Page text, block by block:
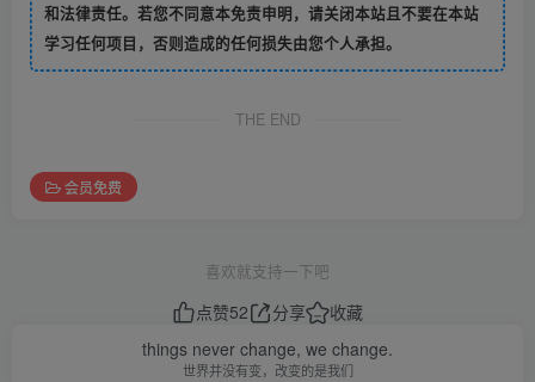
和法律责任。若您不同意本免责申明，请关闭本站且不要在本站
学习任何项目，否则造成的任何损失由您个人承担。
THE END
会员免费
喜欢就支持一下吧
点赞52 分享
收藏
things never change, we change.
世界并没有变，改变的是我们